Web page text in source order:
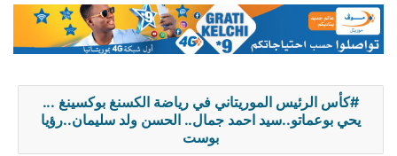
كأس الرئيس الموريتاني في رياضة الكسنغ بوكسينغ ...
يحي بوعماتو..سيد احمد جمال.. الحسن ولد سليمان..رؤيا
بوست